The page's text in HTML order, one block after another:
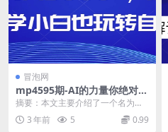
冒泡网
mp4595期-AI的力量你绝对想
不到！靠AI稿子月入5000+，
拆解式教学小白也玩转自如
【揭秘】(揭秘如何利用AI写作
摘要：本文主要介绍了一个名为《A
I的力量你绝对想不到！靠AI稿子月
入5000+，...
3 年前 5 0.99